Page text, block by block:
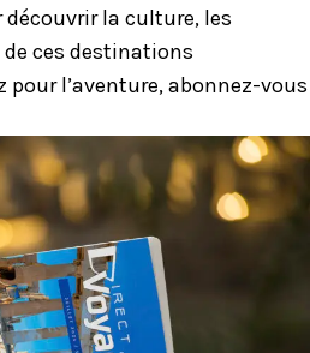
la culture, les
de ces destinations
l’aventure, abonnez-vous